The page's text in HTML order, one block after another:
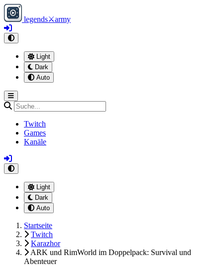
legends⚔army
Light
Dark
Auto
Twitch
Games
Kanäle
Light
Dark
Auto
Startseite
Twitch
Karazhor
ARK und RimWorld im Doppelpack: Survival und
Abenteuer